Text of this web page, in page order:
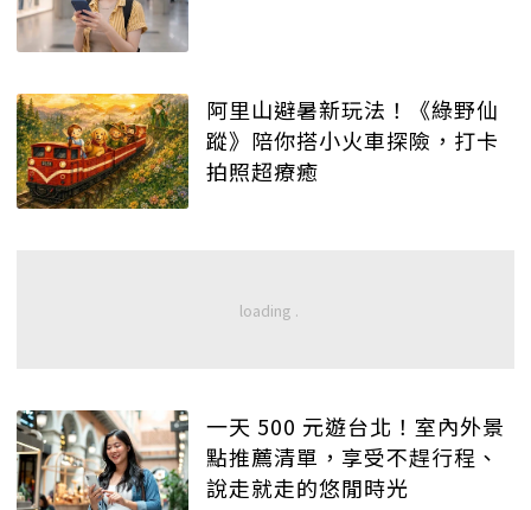
阿里山避暑新玩法！《綠野仙
蹤》陪你搭小火車探險，打卡
拍照超療癒
一天 500 元遊台北！室內外景
點推薦清單，享受不趕行程、
說走就走的悠閒時光